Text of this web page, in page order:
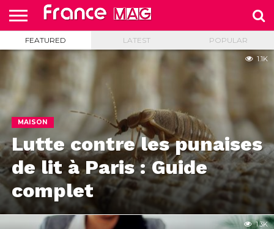
HELLO
FROM
FRANCE
HOME
TEST
SLIDE
FEATURED LATEST POPULAR
MAISON
Lutte contre les punaises
de lit à Paris : Guide
complet
1.1K
1.3K